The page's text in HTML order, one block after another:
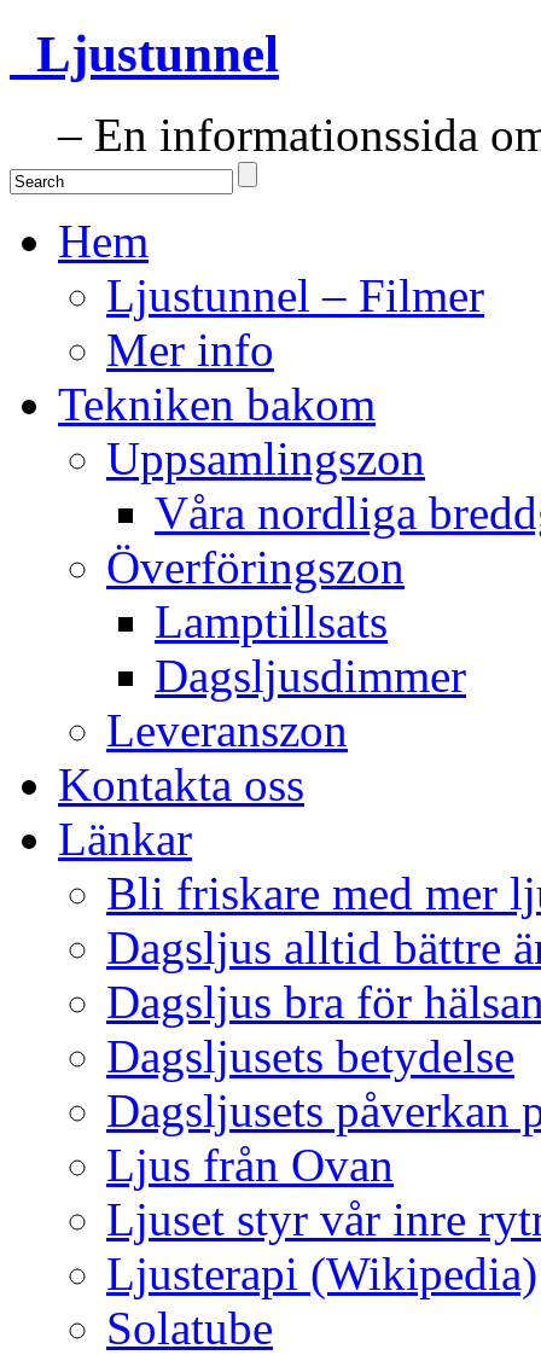
Ljustunnel
– En informationssida
Hem
Ljustunnel – Filmer
Mer info
Tekniken bakom
Uppsamlingszon
Våra nordliga
Överföringszon
Lamptillsats
Dagsljusdimmer
Leveranszon
Kontakta oss
Länkar
Bli friskare med mer
Dagsljus alltid bättre
Dagsljus bra för
Dagsljusets betydelse
Dagsljusets påverkan
Ljus från Ovan
Ljuset styr vår inre
Ljusterapi (Wikipedia)
Solatube